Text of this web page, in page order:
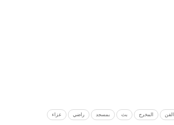
الفن المخرج بث بمسجد راضي عزاء